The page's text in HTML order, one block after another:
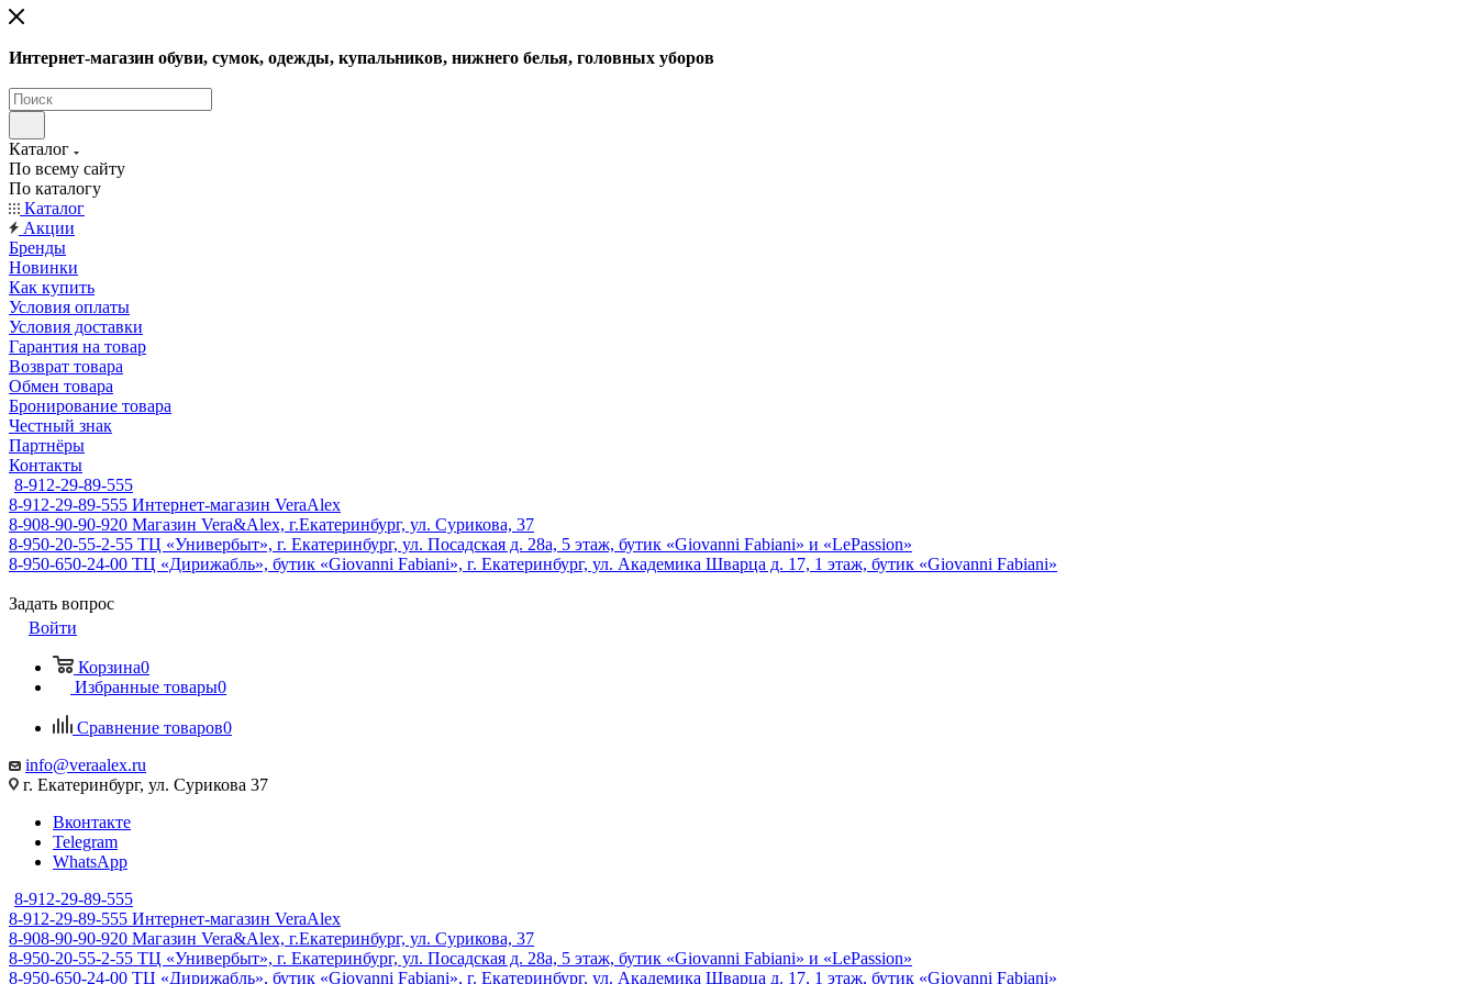
Интернет-магазин обуви, сумок, одежды, купальников, нижнего белья, головных уборов
Каталог
По всему сайту
По каталогу
Каталог
Акции
Бренды
Новинки
Как купить
Условия оплаты
Условия доставки
Гарантия на товар
Возврат товара
Обмен товара
Бронирование товара
Честный знак
Партнёры
Контакты
8-912-29-89-555
8-912-29-89-555 Интернет-магазин VeraAlex
8-908-90-90-920 Магазин Vera&Alex, г.Екатеринбург, ул. Сурикова, 37
8-950-20-55-2-55 ТЦ «Универбыт», г. Екатеринбург, ул. Посадская д. 28а, 5 этаж, бутик «Giovanni Fabiani» и «LePassion»
8-950-650-24-00 ТЦ «Дирижабль», бутик «Giovanni Fabiani», г. Екатеринбург, ул. Академика Шварца д. 17, 1 этаж, бутик «Giovanni Fabiani»
Задать вопрос
Войти
Корзина0
Избранные товары0
Сравнение товаров0
info@veraalex.ru
г. Екатеринбург, ул. Сурикова 37
Вконтакте
Telegram
WhatsApp
8-912-29-89-555
8-912-29-89-555 Интернет-магазин VeraAlex
8-908-90-90-920 Магазин Vera&Alex, г.Екатеринбург, ул. Сурикова, 37
8-950-20-55-2-55 ТЦ «Универбыт», г. Екатеринбург, ул. Посадская д. 28а, 5 этаж, бутик «Giovanni Fabiani» и «LePassion»
8-950-650-24-00 ТЦ «Дирижабль», бутик «Giovanni Fabiani», г. Екатеринбург, ул. Академика Шварца д. 17, 1 этаж, бутик «Giovanni Fabiani»